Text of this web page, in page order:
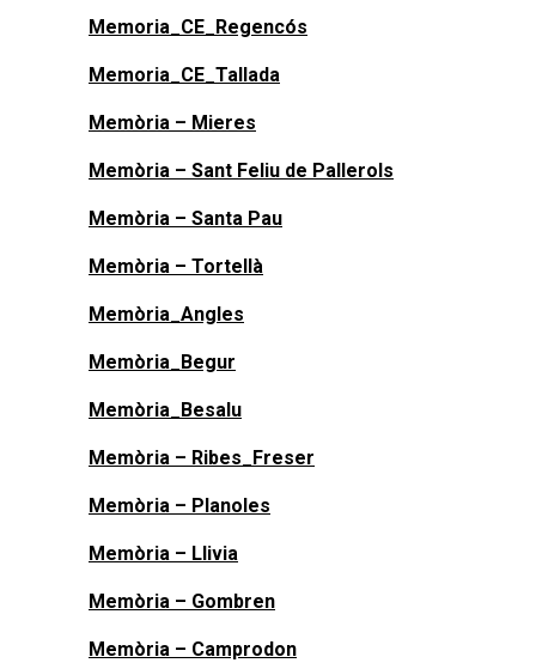
Memoria_CE_Regencós
Memoria_CE_Tallada
Memòria – Mieres
Memòria – Sant Feliu de Pallerols
Memòria – Santa Pau
Memòria – Tortellà
Memòria_Angles
Memòria_Begur
Memòria_Besalu
Memòria – Ribes_Freser
Memòria – Planoles
Memòria – Llivia
Memòria – Gombren
Memòria – Camprodon